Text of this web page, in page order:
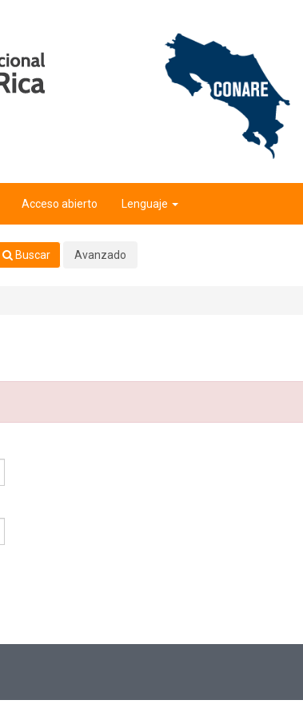
Acceso abierto Lenguaje
Buscar Avanzado